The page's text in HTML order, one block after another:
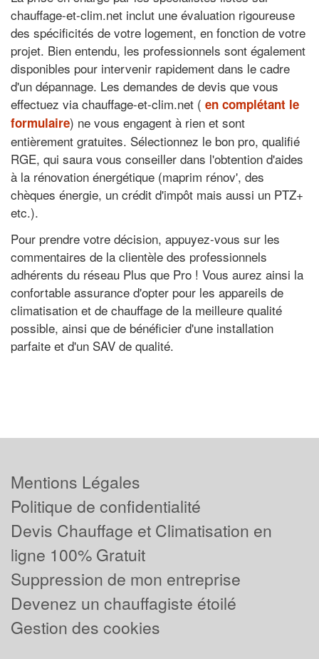
chauffage-et-clim.net inclut une évaluation rigoureuse
des spécificités de votre logement, en fonction de votre
projet. Bien entendu, les professionnels sont également
disponibles pour intervenir rapidement dans le cadre
d'un dépannage. Les demandes de devis que vous
effectuez via chauffage-et-clim.net ( en complétant le
formulaire) ne vous engagent à rien et sont
entièrement gratuites. Sélectionnez le bon pro, qualifié
RGE, qui saura vous conseiller dans l'obtention d'aides
à la rénovation énergétique (maprim rénov', des
chèques énergie, un crédit d'impôt mais aussi un PTZ+
etc.).
Pour prendre votre décision, appuyez-vous sur les
commentaires de la clientèle des professionnels
adhérents du réseau Plus que Pro ! Vous aurez ainsi la
confortable assurance d'opter pour les appareils de
climatisation et de chauffage de la meilleure qualité
possible, ainsi que de bénéficier d'une installation
parfaite et d'un SAV de qualité.
Mentions Légales
Politique de confidentialité
Devis Chauffage et Climatisation en
ligne 100% Gratuit
Suppression de mon entreprise
Devenez un chauffagiste étoilé
Gestion des cookies